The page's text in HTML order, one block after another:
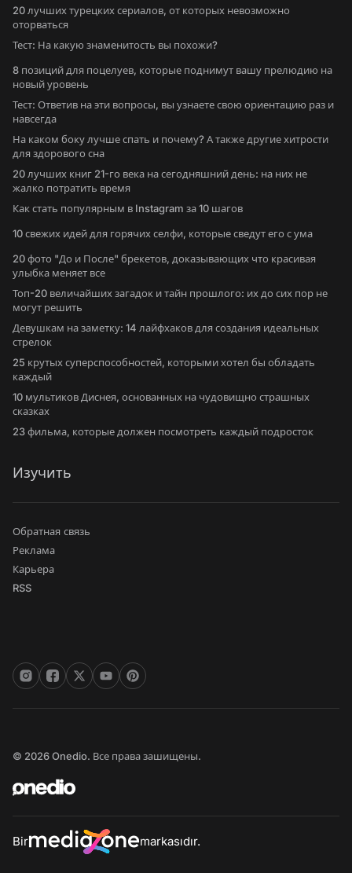
20 лучших турецких сериалов, от которых невозможно
оторваться
Тест: На какую знаменитость вы похожи?
8 позиций для поцелуев, которые поднимут вашу прелюдию на
новый уровень
Тест: Ответив на эти вопросы, вы узнаете свою ориентацию раз и
навсегда
На каком боку лучше спать и почему? А также другие хитрости
для здорового сна
20 лучших книг 21-го века на сегодняшний день: на них не
жалко потратить время
Как стать популярным в Instagram за 10 шагов
10 свежих идей для горячих селфи, которые сведут его с ума
20 фото "До и После" брекетов, доказывающих что красивая
улыбка меняет все
Топ-20 величайших загадок и тайн прошлого: их до сих пор не
могут решить
Девушкам на заметку: 14 лайфхаков для создания идеальных
стрелок
25 крутых суперспособностей, которыми хотел бы обладать
каждый
10 мультиков Диснея, основанных на чудовищно страшных
сказках
23 фильма, которые должен посмотреть каждый подросток
Изучить
Обратная связь
Реклама
Карьера
RSS
© 2026 Onedio. Все права зашищены.
Bir markasıdır.